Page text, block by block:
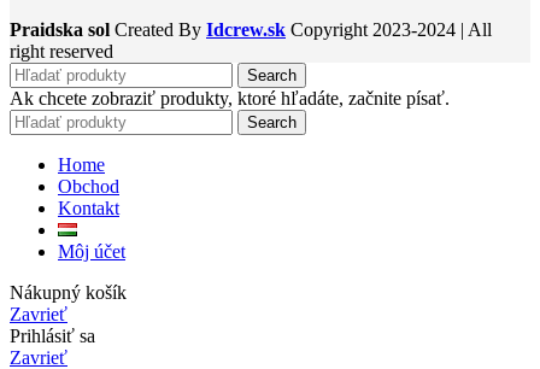
Praidska sol Created By Idcrew.sk Copyright 2023-2024 | All
right reserved
Search
Ak chcete zobraziť produkty, ktoré hľadáte, začnite písať.
Search
Home
Obchod
Kontakt
Môj účet
Nákupný košík
Zavrieť
Prihlásiť sa
Zavrieť